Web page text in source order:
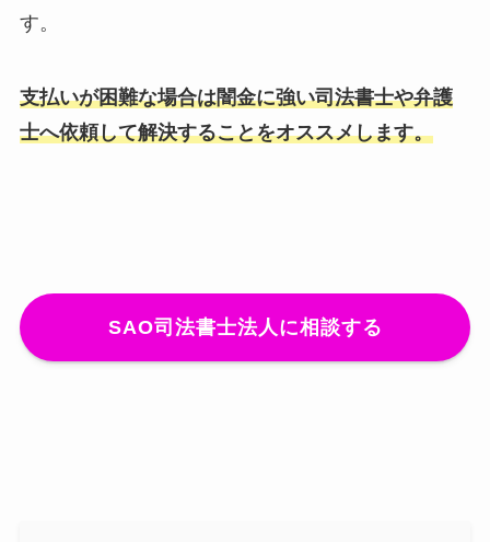
す。
支払いが困難な場合は闇金に強い司法書士や弁護
士へ依頼して解決することをオススメします。
SAO司法書士法人に相談する